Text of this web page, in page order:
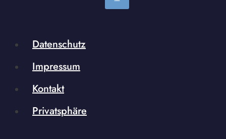
Datenschutz
Impressum
Kontakt
Privatsphäre